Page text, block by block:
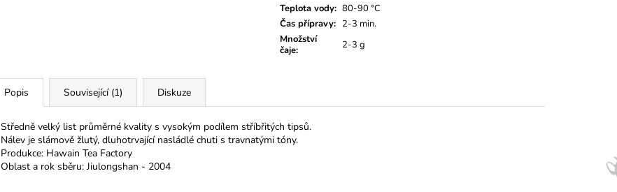
Teplota vody: 80-90 °C
Čas přípravy: 2-3 min.
Množství
čaje: 2-3 g
Popis Související (1) Diskuze
Středně velký list průměrné kvality s vysokým podílem stříbřitých tipsů.
Nálev je slámově žlutý, dluhotrvající nasládlé chuti s travnatými tóny.
Produkce: Hawain Tea Factory
Oblast a rok sběru: Jiulongshan - 2004